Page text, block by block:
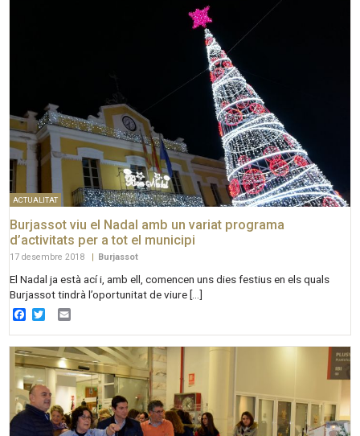
ACTUALITAT
Burjassot viu el Nadal amb un variat programa
d’activitats per a tot el municipi
17 desembre 2018 | Burjassot
El Nadal ja està ací i, amb ell, comencen uns dies festius en els quals
Burjassot tindrà l’oportunitat de viure […]
Facebook
Twitter